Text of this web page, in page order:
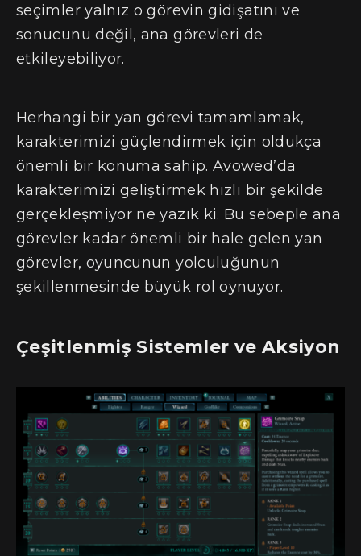
seçimler yalnız o görevin gidişatını ve
sonucunu değil, ana görevleri de
etkileyebiliyor.
Herhangi bir yan görevi tamamlamak,
karakterimizi güçlendirmek için oldukça
önemli bir konuma sahip. Avowed’da
karakterimizi geliştirmek hızlı bir şekilde
gerçekleşmiyor ne yazık ki. Bu sebeple ana
görevler kadar önemli bir hale gelen yan
görevler, oyuncunun yolculuğunun
şekillenmesinde büyük rol oynuyor.
Çeşitlenmiş Sistemler ve Aksiyon